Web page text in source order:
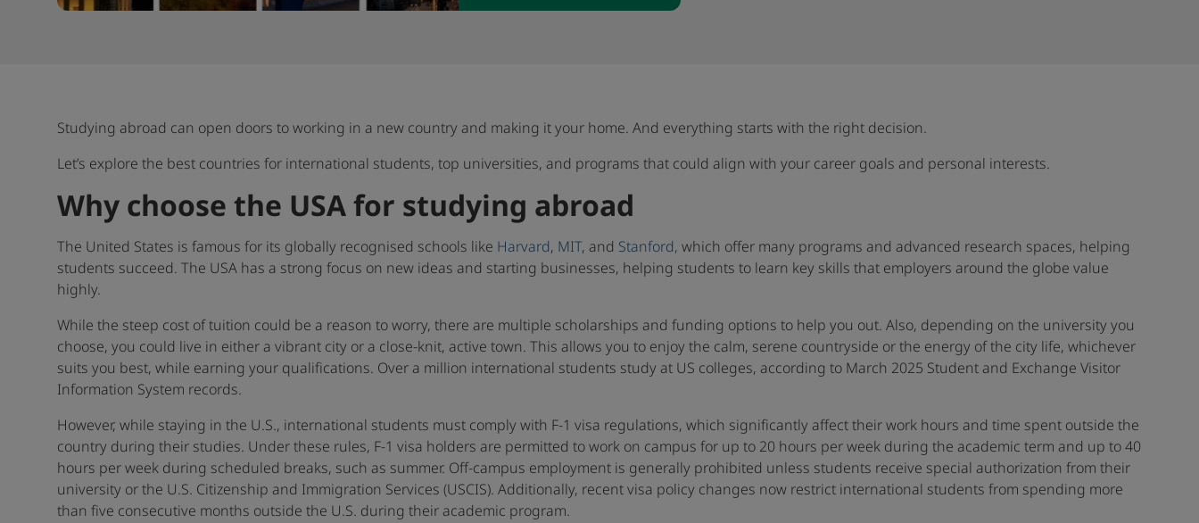
Studying abroad can open doors to working in a new country and making it your home. And everything starts with the right decision.
Let’s explore the best countries for international students, top universities, and programs that could align with your career goals and personal interests.
Why choose the USA for studying abroad
The United States is famous for its globally recognised schools like Harvard, MIT, and Stanford, which offer many programs and advanced research spaces, helping
students succeed. The USA has a strong focus on new ideas and starting businesses, helping students to learn key skills that employers around the globe value
highly.
While the steep cost of tuition could be a reason to worry, there are multiple scholarships and funding options to help you out. Also, depending on the university you
choose, you could live in either a vibrant city or a close-knit, active town. This allows you to enjoy the calm, serene countryside or the energy of the city life, whichever
suits you best, while earning your qualifications. Over a million international students study at US colleges, according to March 2025 Student and Exchange Visitor
Information System records.
However, while staying in the U.S., international students must comply with F-1 visa regulations, which significantly affect their work hours and time spent outside the
country during their studies. Under these rules, F-1 visa holders are permitted to work on campus for up to 20 hours per week during the academic term and up to 40
hours per week during scheduled breaks, such as summer. Off-campus employment is generally prohibited unless students receive special authorization from their
university or the U.S. Citizenship and Immigration Services (USCIS). Additionally, recent visa policy changes now restrict international students from spending more
than five consecutive months outside the U.S. during their academic program.